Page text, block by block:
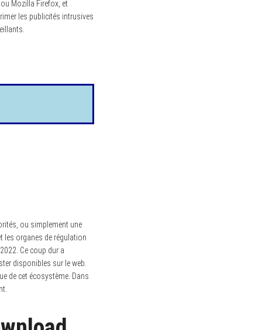
Mozilla Firefox, et
les publicités intrusives
ou simplement une
les organes de régulation
Ce coup dur a
disponibles sur le web.
de cet écosystème. Dans